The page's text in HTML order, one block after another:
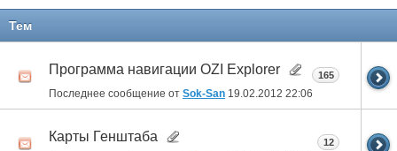
Тем
Программа навигации OZI Explorer
Последнее сообщение от Sok-San 19.02.2012 22:06
165
Карты Генштаба 12